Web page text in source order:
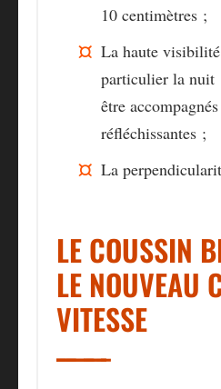
10 centimètres ;
La haute
particulier la nuit
être
réfléchissantes ;
La
LE COUSSIN
LE NOUVEAU
VITESSE